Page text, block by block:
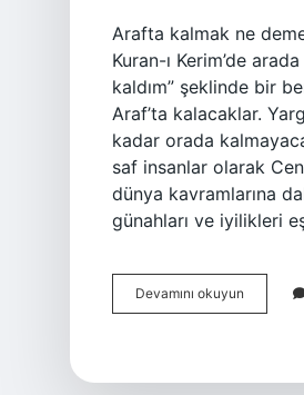
Arafta kalmak ne
Kuran-ı Kerim’de
kaldım” şeklinde bir
Araf’ta kalacaklar.
kadar orada
saf insanlar olarak
dünya kavramlarına
günahları ve iyilikleri
Devamını okuyun
Kalmak